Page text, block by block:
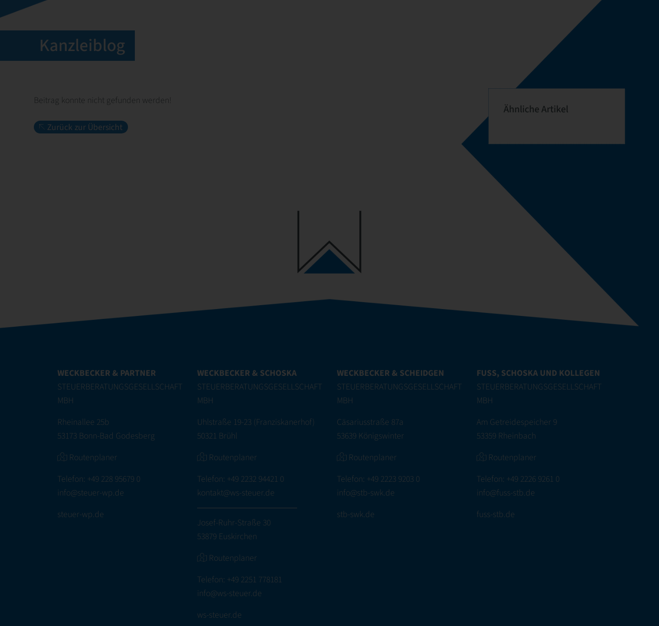
Kanzleiblog
Beitrag konnte nicht gefunden werden!
Zurück zur Übersicht
Ähnliche Artikel
WECKBECKER & PARTNER
STEUERBERATUNGSGESELLSCHAFT
MBH
Rheinallee 25b
53173 Bonn-Bad Godesberg
Routenplaner
Telefon: +49 228 95679 0
info@steuer-wp.de
steuer-wp.de
WECKBECKER & SCHOSKA
STEUERBERATUNGSGESELLSCHAFT
MBH
Uhlstraße 19-23 (Franziskanerhof)
50321 Brühl
Routenplaner
Telefon: +49 2232 94421 0
kontakt@ws-steuer.de
Josef-Ruhr-Straße 30
53879 Euskirchen
Routenplaner
Telefon: +49 2251 778181
info@ws-steuer.de
ws-steuer.de
WECKBECKER & SCHEIDGEN
STEUERBERATUNGSGESELLSCHAFT
MBH
Cäsariusstraße 87a
53639 Königswinter
Routenplaner
Telefon: +49 2223 9203 0
info@stb-swk.de
stb-swk.de
FUSS, SCHOSKA UND KOLLEGEN
STEUERBERATUNGSGESELLSCHAFT
MBH
Am Getreidespeicher 9
53359 Rheinbach
Routenplaner
Telefon: +49 2226 9261 0
info@fuss-stb.de
fuss-stb.de